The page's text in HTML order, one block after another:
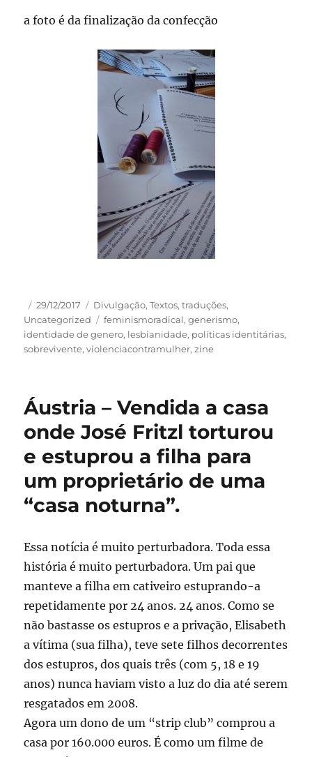
a foto é da finalização da confecção
Autor
Publicado
em
29/12/2017 Categorias
Divulgação,Textos,traduções,
Uncategorized
Tags
feminismoradical,generismo,
identidade de genero, lesbianidade, políticas identitárias,
sobrevivente,violenciacontramulher,zine
Áustria – Vendida a casa
onde José Fritzl torturou
e estuprou a filha para
um proprietário de uma
“casa noturna”.
Essa notícia é muito perturbadora. Toda essa
história é muito perturbadora. Um pai que
manteve a filha em cativeiro estuprando-a
repetidamente por 24 anos. 24 anos. Como se
não bastasse os estupros e a privação, Elisabeth
a vítima (sua filha), teve sete filhos decorrentes
dos estupros, dos quais três (com 5, 18 e 19
anos) nunca haviam visto a luz do dia até serem
resgatados em 2008.
Agora um dono de um “strip club” comprou a
casa por 160.000 euros. É como um filme de